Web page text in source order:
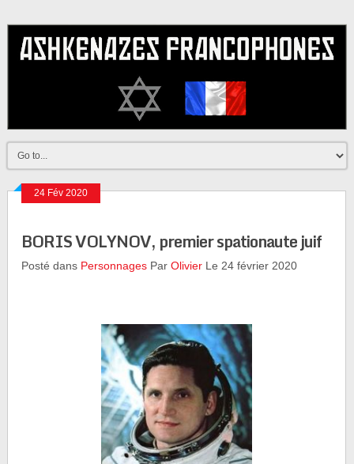
24 Fév 2020
BORIS VOLYNOV, premier spationaute juif
Posté dans Personnages ParOlivier Le 24 février 2020